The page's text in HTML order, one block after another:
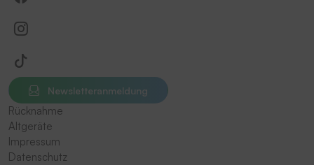
Newsletteranmeldung
Rücknahme
Altgeräte
Impressum
Datenschutz